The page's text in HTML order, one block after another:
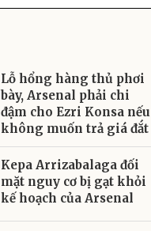
Lỗ hổng hàng thủ phơi
bày, Arsenal phải chi
đậm cho Ezri Konsa nếu
không muốn trả giá đắt
Kepa Arrizabalaga đối
mặt nguy cơ bị gạt khỏi
kế hoạch của Arsenal